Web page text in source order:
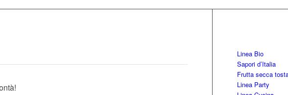
Linea Bio
Sapori d’Italia
Frutta secca
Linea Party